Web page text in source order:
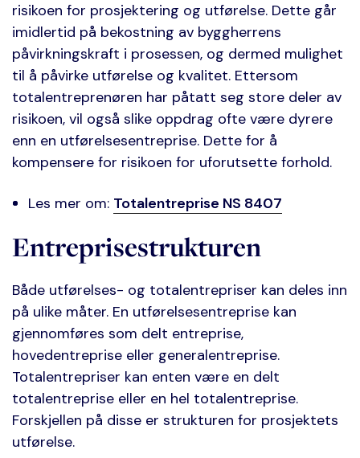
risikoen for prosjektering og utførelse. Dette går
imidlertid på bekostning av byggherrens
påvirkningskraft i prosessen, og dermed mulighet
til å påvirke utførelse og kvalitet. Ettersom
totalentreprenøren har påtatt seg store deler av
risikoen, vil også slike oppdrag ofte være dyrere
enn en utførelsesentreprise. Dette for å
kompensere for risikoen for uforutsette forhold.
Les mer om: Totalentreprise NS 8407
Entreprisestrukturen
Både utførelses- og totalentrepriser kan deles inn
på ulike måter. En utførelsesentreprise kan
gjennomføres som delt entreprise,
hovedentreprise eller generalentreprise.
Totalentrepriser kan enten være en delt
totalentreprise eller en hel totalentreprise.
Forskjellen på disse er strukturen for prosjektets
utførelse.